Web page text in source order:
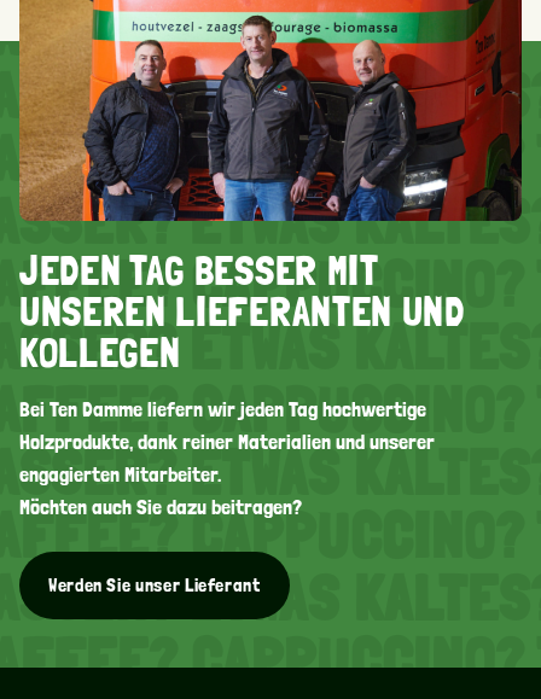
ETWAS
ETWAS
ETWAS
ETWAS
ETWAS
JEDEN TAG BESSER MIT
UNSEREN LIEFERANTEN UND
KOLLEGEN
Bei Ten Damme liefern wir jeden Tag hochwertige
Holzprodukte, dank reiner Materialien und unserer
engagierten Mitarbeiter.
Möchten auch Sie dazu beitragen?
Werden Sie unser Lieferant